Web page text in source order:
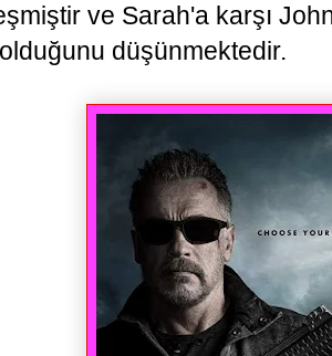
ve Sarah'a karşı
düşünmektedir.